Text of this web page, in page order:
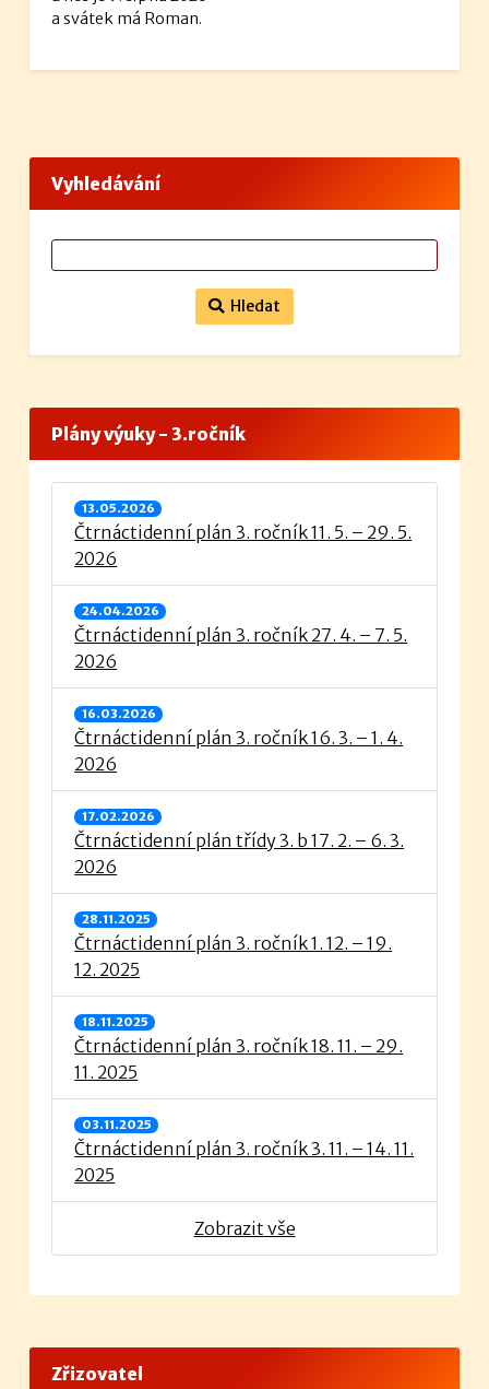
a svátek má Roman.
Vyhledávání
Hledat
Plány výuky - 3.ročník
13.05.2026
Čtrnáctidenní plán 3. ročník 11. 5. – 29. 5.
2026
24.04.2026
Čtrnáctidenní plán 3. ročník 27. 4. – 7. 5.
2026
16.03.2026
Čtrnáctidenní plán 3. ročník 16. 3. – 1. 4.
2026
17.02.2026
Čtrnáctidenní plán třídy 3. b 17. 2. – 6. 3.
2026
28.11.2025
Čtrnáctidenní plán 3. ročník 1. 12. – 19.
12. 2025
18.11.2025
Čtrnáctidenní plán 3. ročník 18. 11. – 29.
11. 2025
03.11.2025
Čtrnáctidenní plán 3. ročník 3. 11. – 14. 11.
2025
Zobrazit vše
Zřizovatel